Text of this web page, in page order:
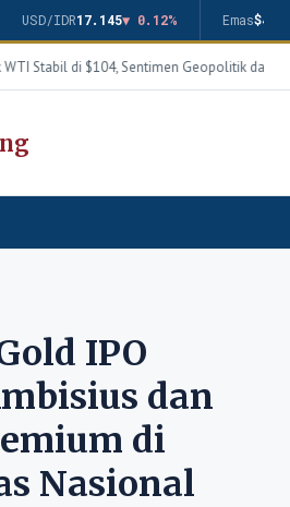
USD/IDR17.145▼ 0.12% Emas
Stabil di $104, Sentimen Geopolitik dan
IPO
dan
di
Nasional